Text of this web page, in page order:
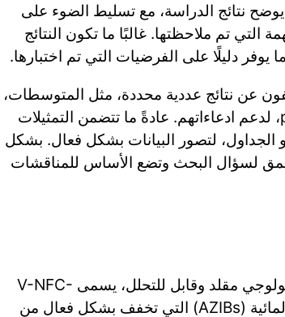
يوضح نتائج الدراسة، مع تسليط الضوء على
التي تم ملاحظتها. غالبًا ما تكون النتائج
يوفر دليلًا على الفرضيات التي تم اختبارها.
عن نتائج عددية محددة، مثل المتوسطات،
والانحرافات المعيارية، وقيم p، لدعم ادعاءاتهم. عادةً ما تتضمن التمثيلات
لتصور البيانات بشكل فعال. بشكل
لسؤال البحث وتضع الأساس للمناقشات
تناقش البحث تطوير فاصل بيولوجي مقلد وقابل للتحلل، يسمى V-NFC-
CS، لبطاريات أيونات الزنك المائية (AZIBs) التي تخفف بشكل فعال من